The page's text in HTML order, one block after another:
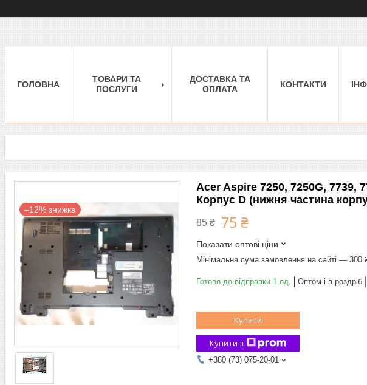
ГОЛОВНА
ТОВАРИ ТА
ПОСЛУГИ
ДОСТАВКА ТА
ОПЛАТА
КОНТАКТИ
–12%
Acer Aspire 7250, 7250G, 7739,
Корпус D (нижня частина
85 ₴ 75 ₴
Показати оптові ціни
Мінімальна сума замовлення на сайті — 300
Готово до відправки 1 од. Оптом і в роздріб
Купити
Купити з
+380 (73) 075-20-01